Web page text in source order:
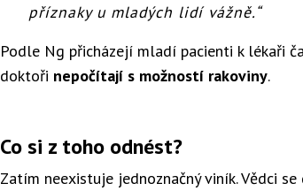
příznaky u mladých lidí vážně.“
Podle Ng přicházejí mladí pacienti k lékaři
doktoři nepočítají s možností rakoviny.
Co si z toho odnést?
Zatím neexistuje jednoznačný viník. Vědci